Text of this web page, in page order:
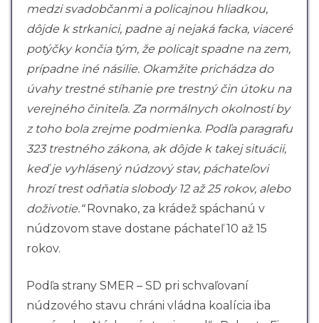
medzi svadobčanmi a policajnou hliadkou,
dôjde k strkanici, padne aj nejaká facka, viaceré
potýčky končia tým, že policajt spadne na zem,
prípadne iné násilie. Okamžite prichádza do
úvahy trestné stíhanie pre trestný čin útoku na
verejného činiteľa. Za normálnych okolností by
z toho bola zrejme podmienka. Podľa paragrafu
323 trestného zákona, ak dôjde k takej situácii,
keď je vyhlásený núdzový stav, páchateľovi
hrozí trest odňatia slobody 12 až 25 rokov, alebo
doživotie.“Rovnako, za krádež spáchanú v
núdzovom stave dostane páchateľ 10 až 15
rokov.
Podľa strany SMER – SD pri schvaľovaní
núdzového stavu chráni vládna koalícia iba